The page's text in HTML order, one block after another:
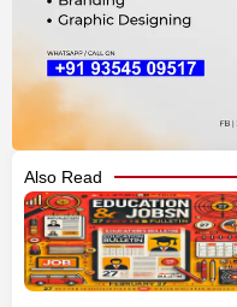
Also Read